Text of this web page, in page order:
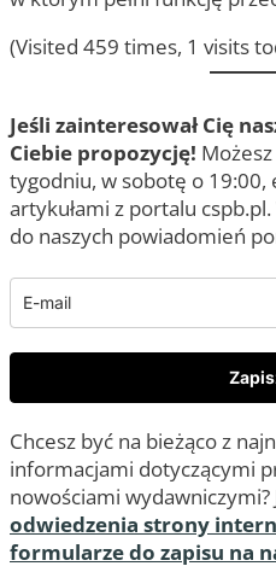
(Visited 459 times, 1 visits
Jeśli zainteresował Cię
Ciebie propozycję!
tygodniu, w sobotę o 19:00,
artykułami z portalu
do naszych powiadomień
Chcesz być na bieżąco z
informacjami dotyczącymi
nowościami wydawniczymi?
odwiedzenia strony
formularze do zapisu na